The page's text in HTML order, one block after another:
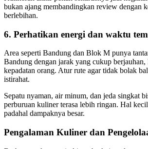
bukan ajang membandingkan review dengan
berlebihan.
6. Perhatikan energi dan waktu
Area seperti Bandung dan Blok M punya
Bandung dengan jarak yang cukup
kepadatan orang. Atur rute agar tidak bolak
istirahat.
Sepatu nyaman, air minum, dan jeda singkat
perburuan kuliner terasa lebih ringan. Hal
padahal dampaknya besar.
Pengalaman Kuliner dan